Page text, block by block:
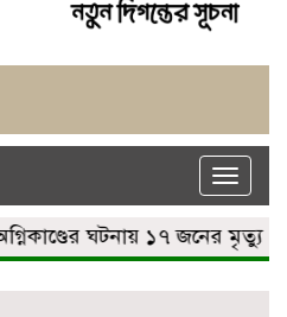
Toggle
ঘটনায় ১৭ জনের মৃত্যু